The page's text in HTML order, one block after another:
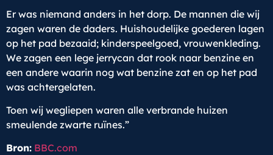
Er was niemand anders in het dorp. De mannen die wij
zagen waren de daders. Huishoudelijke goederen lagen
op het pad bezaaid; kinderspeelgoed, vrouwenkleding.
We zagen een lege jerrycan dat rook naar benzine en
een andere waarin nog wat benzine zat en op het pad
was achtergelaten.
Toen wij wegliepen waren alle verbrande huizen
smeulende zwarte ruïnes.”
Bron: BBC.com